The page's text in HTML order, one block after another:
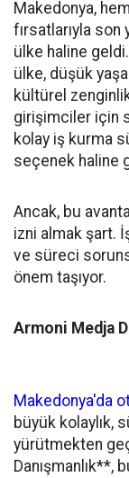
Makedonya,
fırsatlarıyla
ülke haline
ülke, düşük
kültürel
girişimciler için
kolay iş kurma
seçenek haline
Ancak, bu
izni almak şart.
ve süreci
önem taşıyor.
Armoni Medja
Makedonya'da
büyük kolaylık,
yürütmekten
Danışmanlık**,